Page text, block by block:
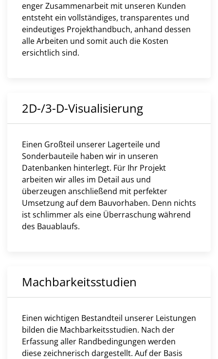
enger Zusammenarbeit mit unseren Kunden
entsteht ein vollständiges, transparentes und
eindeutiges Projekthandbuch, anhand dessen
alle Arbeiten und somit auch die Kosten
ersichtlich sind.
2D-/3-D-Visualisierung
Einen Großteil unserer Lagerteile und
Sonderbauteile haben wir in unseren
Datenbanken hinterlegt. Für Ihr Projekt
arbeiten wir alles im Detail aus und
überzeugen anschließend mit perfekter
Umsetzung auf dem Bauvorhaben. Denn nichts
ist schlimmer als eine Überraschung während
des Bauablaufs.
Machbarkeitsstudien
Einen wichtigen Bestandteil unserer Leistungen
bilden die Machbarkeitsstudien. Nach der
Erfassung aller Randbedingungen werden
diese zeichnerisch dargestellt. Auf der Basis